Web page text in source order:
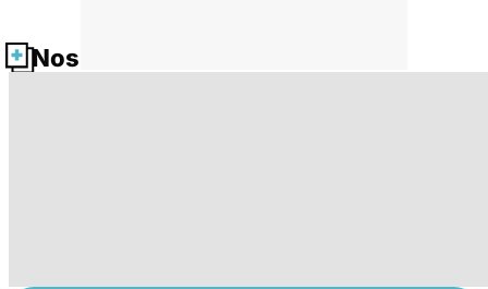
Nos fiches santé